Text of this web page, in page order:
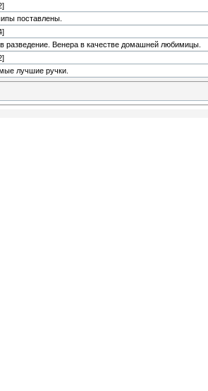
поставлены.
разведение. Венера в качестве домашней любимицы.
лучшие ручки.